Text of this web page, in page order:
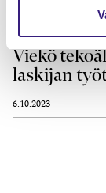
Viekö
laskijan
6.10.2023